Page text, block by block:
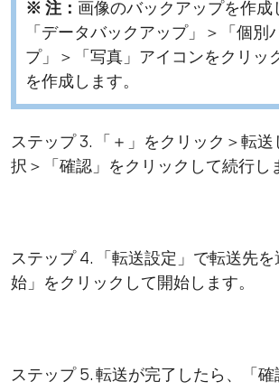
※ 注： 画像のバックアップを作成
「データバックアップ」＞「個別
プ」＞「写真」アイコンをクリッ
を作成します。
ステップ 3. 「＋」をクリック＞転
択＞「確認」をクリックして続行し
ステップ 4. 「転送設定」で転送先
始」をクリックして開始します。
ステップ 5. 転送が完了したら、「確